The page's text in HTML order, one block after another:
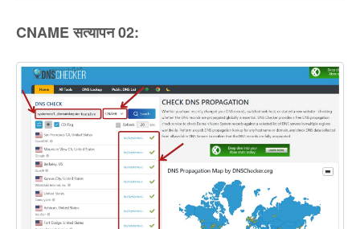
CNAME सत्यापन 02: